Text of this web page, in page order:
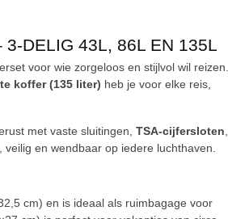
DELIG 43L, 86L EN 135L
voor wie zorgeloos en stijlvol wil reizen.
koffer (135 liter) heb je voor elke reis,
met vaste sluitingen, TSA-cijfersloten,
en wendbaar op iedere luchthaven.
cm) en is ideaal als ruimbagage voor